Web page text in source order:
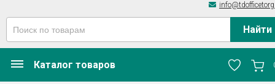
Найти
Каталог товаров